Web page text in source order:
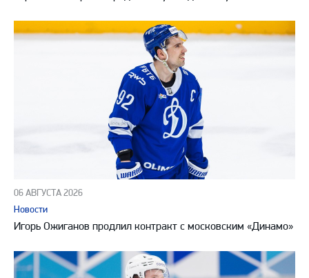
06 АВГУСТА 2026
Новости
Игорь Ожиганов продлил контракт с московским «Динамо»